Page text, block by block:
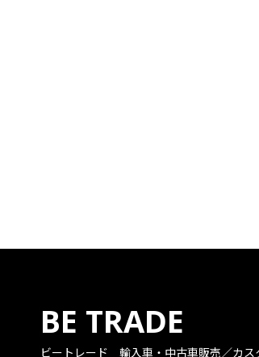
BE TRADE
ビートレード 輸入車・中古車販売／カ